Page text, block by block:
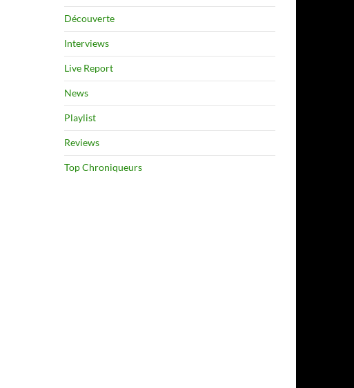
Découverte
Interviews
Live Report
News
Playlist
Reviews
Top Chroniqueurs